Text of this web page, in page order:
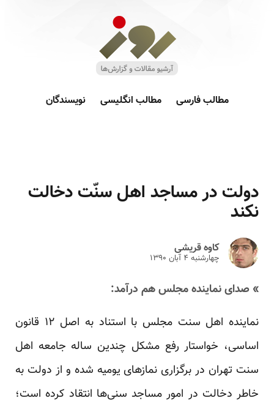
مطالب فارسی مطالب انگلیسی نویسندگان
دولت در مساجد اهل سنّت دخالت
نکند
کاوه قریشی
چهارشنبه ۴ آبان ۱۳۹۰
» صدای نماینده مجلس هم درآمد:
نماینده اهل سنت مجلس با استناد به اصل ۱۲ قانون
اساسی، خواستار رفع مشکل چندین ساله جامعه اهل
سنت تهران در برگزاری نمازهای یومیه شده و از دولت به
خاطر دخالت در امور مساجد سنی‌ها انتقاد کرده است؛